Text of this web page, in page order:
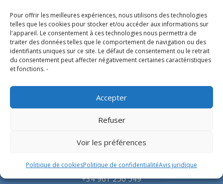
Pour offrir les meilleures expériences, nous utilisons des technologies
telles que les cookies pour stocker et/ou accéder aux informations sur
l'appareil. Le consentement à ces technologies nous permettra de
traiter des données telles que le comportement de navigation ou des
identifiants uniques sur ce site. Le défaut de consentement ou le retrait
du consentement peut affecter négativement certaines caractéristiques
et fonctions. -
Accepter
Refuser
Voir les préférences
Politique de cookiesPolitique de confidentialitéAvis juridique
Experts en conception, fabrication et fourniture
d’hélistations en aluminium et d’équipements
correspondants pour l’industrie offshore et le
secteur hospitalier.
SIÈGE SOCIAL
Bétera, Valencia, Spain
+34 961 250 549